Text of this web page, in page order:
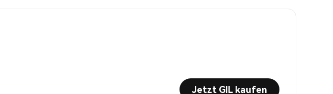
Jetzt GIL kaufen